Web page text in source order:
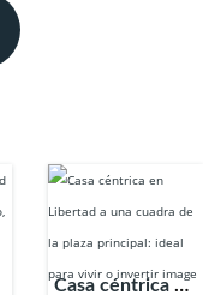
Casa céntrica en